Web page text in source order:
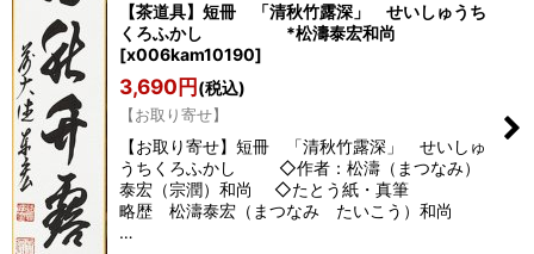
【茶道具】短冊 「清秋竹露深」 せいしゅうち
くろふかし *松濤泰宏和尚
[x006kam10190]
3,690円(税込)
【お取り寄せ】
【お取り寄せ】短冊 「清秋竹露深」 せいしゅ
うちくろふかし ◇作者：松濤（まつなみ）
泰宏（宗潤）和尚 ◇たとう紙・真筆
略歴 松濤泰宏（まつなみ たいこう）和尚
…